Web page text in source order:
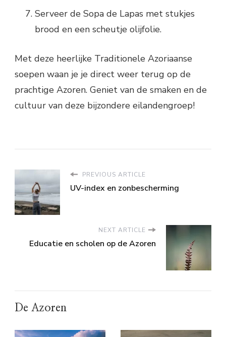
Serveer de Sopa de Lapas met stukjes
brood en een scheutje olijfolie.
Met deze heerlijke Traditionele Azoriaanse
soepen waan je je direct weer terug op de
prachtige Azoren. Geniet van de smaken en de
cultuur van deze bijzondere eilandengroep!
PREVIOUS ARTICLE
UV-index en zonbescherming
NEXT ARTICLE
Educatie en scholen op de Azoren
De Azoren